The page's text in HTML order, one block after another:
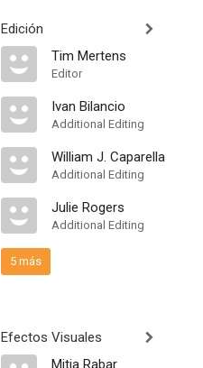
Edición
Tim Mertens
Editor
Ivan Bilancio
Additional Editing
William J. Caparella
Additional Editing
Julie Rogers
Additional Editing
5 más
Efectos Visuales
Mitja Rabar